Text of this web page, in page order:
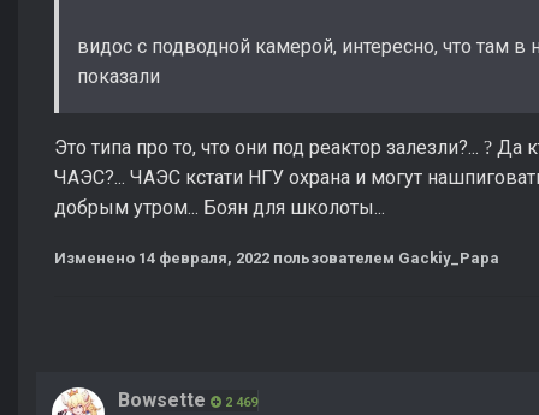
видос с подводной камерой, интересно, что там
показали
Это типа про то, что они под реактор залезли?... ? Да
ЧАЭС?... ЧАЭС кстати НГУ охрана и могут
добрым утром... Боян для школоты...
Изменено 14 февраля, 2022 пользователем Gackiy_Papa
Bowsette 2 469